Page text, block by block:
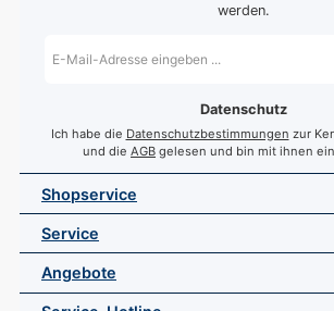
werden.
Mail-
Datenschutz
Ich habe die Datenschutzbestimmungen zur
und die AGB gelesen und bin mit ihnen
Shopservice
Service
Angebote